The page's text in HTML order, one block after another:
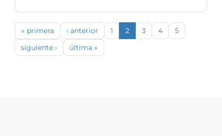
« primera ‹ anterior 1 2 3 4
5
siguiente ›
última »